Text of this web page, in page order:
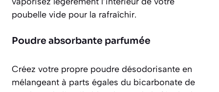
poubelle vide pour la rafraîchir.
Poudre absorbante parfumée
Créez votre propre poudre désodorisante en
mélangeant à parts égales du bicarbonate de